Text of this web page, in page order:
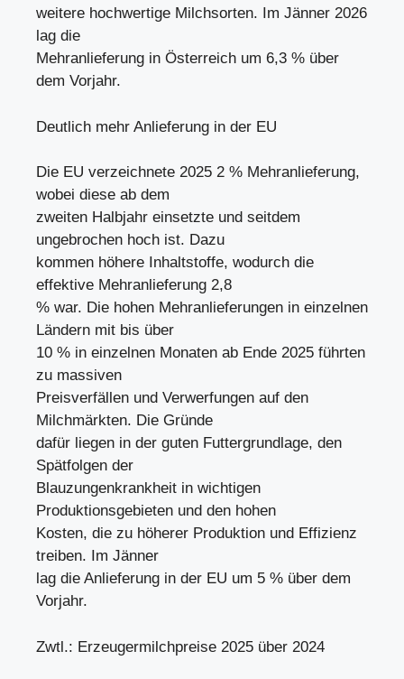
weitere hochwertige Milchsorten. Im Jänner 2026
lag die
Mehranlieferung in Österreich um 6,3 % über
dem Vorjahr.
Deutlich mehr Anlieferung in der EU
Die EU verzeichnete 2025 2 % Mehranlieferung,
wobei diese ab dem
zweiten Halbjahr einsetzte und seitdem
ungebrochen hoch ist. Dazu
kommen höhere Inhaltstoffe, wodurch die
effektive Mehranlieferung 2,8
% war. Die hohen Mehranlieferungen in einzelnen
Ländern mit bis über
10 % in einzelnen Monaten ab Ende 2025 führten
zu massiven
Preisverfällen und Verwerfungen auf den
Milchmärkten. Die Gründe
dafür liegen in der guten Futtergrundlage, den
Spätfolgen der
Blauzungenkrankheit in wichtigen
Produktionsgebieten und den hohen
Kosten, die zu höherer Produktion und Effizienz
treiben. Im Jänner
lag die Anlieferung in der EU um 5 % über dem
Vorjahr.
Zwtl.: Erzeugermilchpreise 2025 über 2024